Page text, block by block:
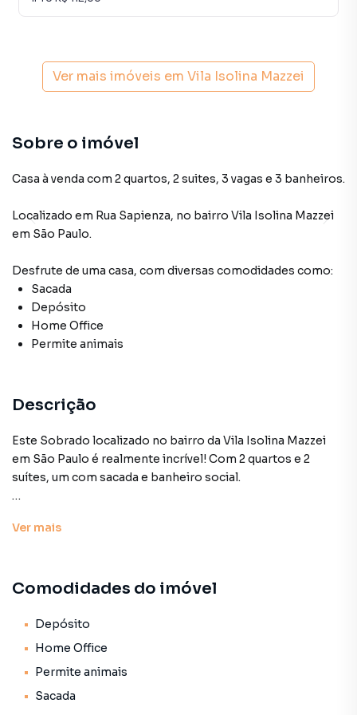
Ver mais imóveis em Vila Isolina Mazzei
Sobre o imóvel
Casa à venda com 2 quartos, 2 suites, 3 vagas e 3 banheiros.
Localizado em Rua Sapienza, no bairro Vila Isolina Mazzei
em São Paulo.
Desfrute de uma casa, com diversas comodidades como:
Sacada
Depósito
Home Office
Permite animais
Descrição
Este Sobrado localizado no bairro da Vila Isolina Mazzei
em São Paulo é realmente incrível! Com 2 quartos e 2
suítes, um com sacada e banheiro social.
proporcionando conforto e comodidade para você e sua
A sala para dois ambientes é confortável e aconchegante,
lavabo. A cozinha com armários é moderna e funcional,
oferecendo muito espaço para preparar suas refeições. A
que você aproveite a luz do sol durante todo o dia,
economizando energia e garantindo para um ambiente
Ver mais
Comodidades do imóvel
Depósito
Home Office
Permite animais
Sacada